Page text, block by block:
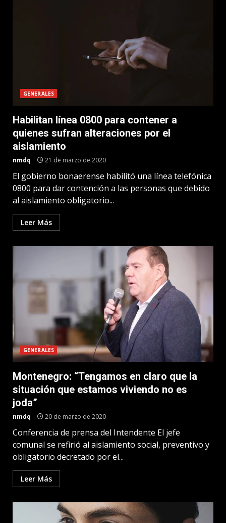
GENERALES
Habilitan línea 0800 para contener a
quienes sufran alteraciones por el
aislamiento
nmdq 21 de marzo de 2020
El gobierno bonaerense habilitó una línea telefónica
0800 para dar contención a las personas que debido
al aislamiento obligatorio...
Leer Más
GENERALES
Montenegro: “Tengamos en claro que la
situación que estamos viviendo no es
joda”
nmdq 20 de marzo de 2020
Conferencia de prensa del Intendente El jefe
comunal se refirió al aislamiento social, preventivo y
obligatorio decretado por el...
Leer Más